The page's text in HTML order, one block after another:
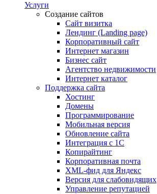
Услуги
Создание сайтов
Сайт визитка
Лендинг (Landing page)
Корпоративный сайт
Интернет магазин
Бизнес сайт
Агентство недвижимости
Интернет каталог
Поддержка сайта
Хостинг
Домены
Программирование
Мобильная версия
Обновление сайта
Интеграция с 1С
Копирайтинг
Корпоративная почта
XML-фид для Яндекс
Версия для слабовидящих
Управление репутацией